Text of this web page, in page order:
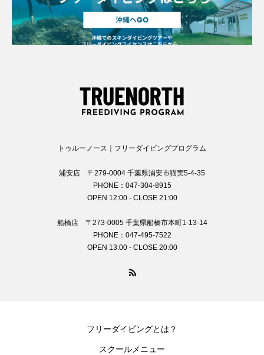
トゥルーノース｜フリーダイビングプログラム
浦安店 〒279-0004 千葉県浦安市猫実5-4-35
PHONE：047-304-8915
OPEN 12:00 - CLOSE 21:00
船橋店 〒273-0005 千葉県船橋市本町1-13-14
PHONE：047-495-7522
OPEN 13:00 - CLOSE 20:00
フリーダイビングとは？
スクールメニュー